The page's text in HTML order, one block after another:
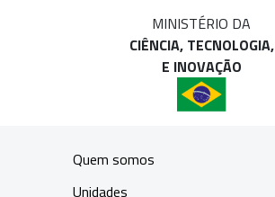
MINISTÉRIO DA
CIÊNCIA, TECNOLOGIA,
E INOVAÇÃO
Quem somos
Unidades